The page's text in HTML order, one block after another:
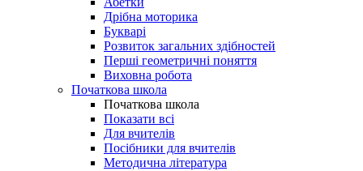
Дрібна моторика
Букварі
Розвиток загальних здібностей
Перші геометричні поняття
Виховна робота
Початкова школа
Початкова школа
Показати всі
Для вчителів
Посібники для вчителів
Методична література